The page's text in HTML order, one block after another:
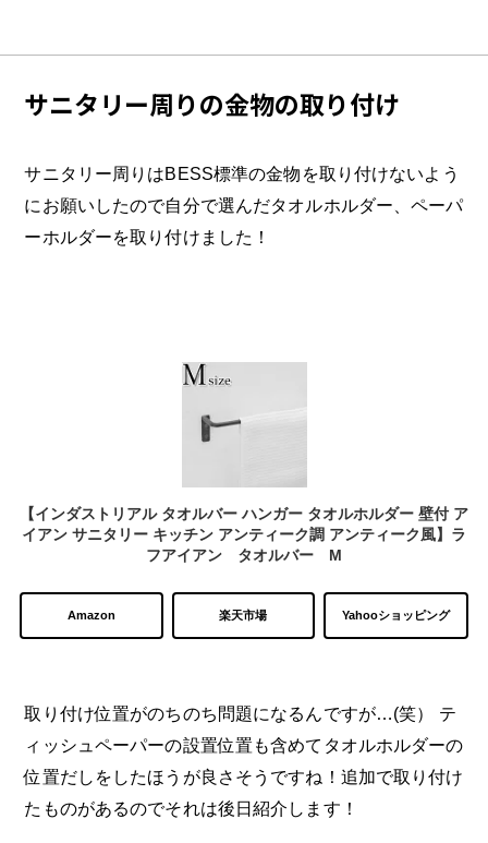
サニタリー周りの金物の取り付け
サニタリー周りはBESS標準の金物を取り付けないよう
にお願いしたので自分で選んだタオルホルダー、ペーパ
ーホルダーを取り付けました！
【インダストリアル タオルバー ハンガー タオルホルダー 壁付 ア
イアン サニタリー キッチン アンティーク調 アンティーク風】ラ
フアイアン タオルバー M
Amazon 楽天市場 Yahooショッピング
取り付け位置がのちのち問題になるんですが…(笑） テ
ィッシュペーパーの設置位置も含めてタオルホルダーの
位置だしをしたほうが良さそうですね！追加で取り付け
たものがあるのでそれは後日紹介します！